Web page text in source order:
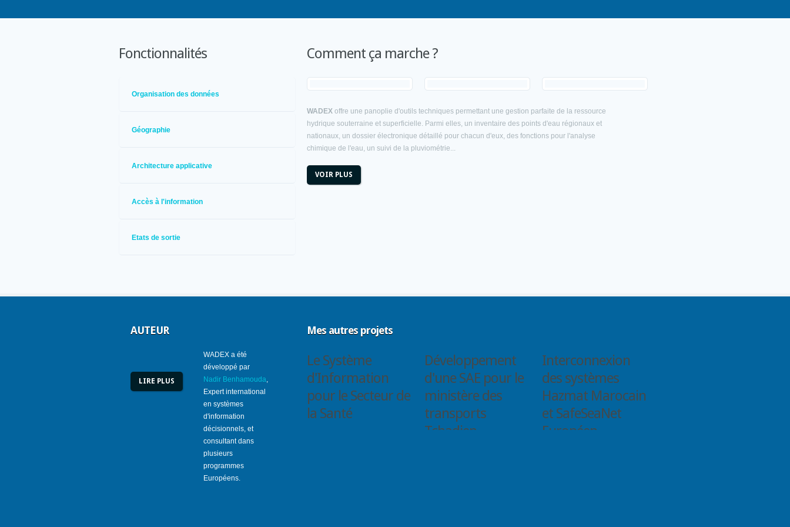
Fonctionnalités
Organisation des données
Géographie
Architecture applicative
Accès à l'information
Etats de sortie
Comment ça marche ?
WADEX offre une panoplie d'outils techniques permettant une gestion parfaite de la ressource
hydrique souterraine et superficielle. Parmi elles, un inventaire des points d'eau régionaux et
nationaux, un dossier électronique détaillé pour chacun d'eux, des fonctions pour l'analyse
chimique de l'eau, un suivi de la pluviométrie...
VOIR PLUS
AUTEUR
LIRE PLUS
WADEX a été
développé par
Nadir Benhamouda,
Expert international
en systèmes
d'information
décisionnels, et
consultant dans
plusieurs
programmes
Européens.
Mes autres projets
Le Système
d'Information
pour le Secteur de
la Santé
Développement
d'une SAE pour le
ministère des
transports
Tchadien
Interconnexion
des systèmes
Hazmat Marocain
et SafeSeaNet
Européen